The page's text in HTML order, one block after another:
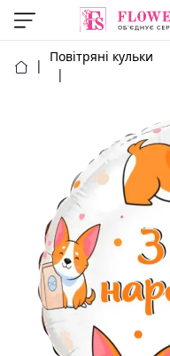
|
Повітряні кульки
|